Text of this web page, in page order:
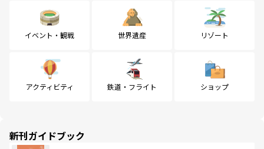
イベント・観戦 世界遺産 リゾート
アクティビティ 鉄道・フライト ショップ
新刊ガイドブック